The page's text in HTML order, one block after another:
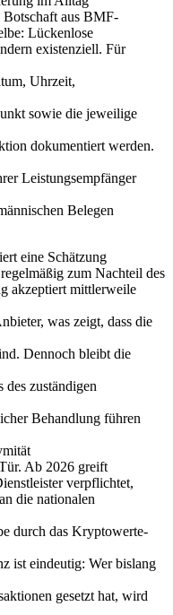
aus BMF-
Lückenlose
existenziell. Für
Uhrzeit,
sowie die jeweilige
dokumentiert werden.
Leistungsempfänger
Belegen
eine Schätzung
zum Nachteil des
akzeptiert mittlerweile
was zeigt, dass die
Dennoch bleibt die
des zuständigen
Behandlung führen
Ab 2026 greift
verpflichtet,
die nationalen
durch das Kryptowerte-
ist eindeutig: Wer bislang
gesetzt hat, wird